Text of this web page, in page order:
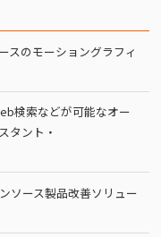
スのモーショングラフィ
検索などが可能なオー
タント・
ソース製品改善ソリュー